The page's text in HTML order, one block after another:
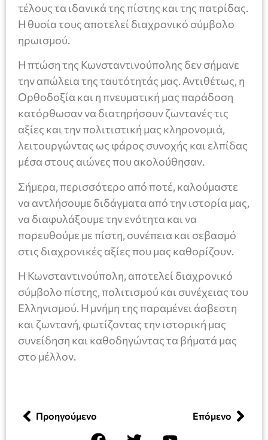
τέλους τα ιδανικά της πίστης και της πατρίδας.
Η θυσία τους αποτελεί διαχρονικό σύμβολο
ηρωισμού.
Η πτώση της Κωνσταντινούπολης δεν σήμανε
την απώλεια της ταυτότητάς μας. Αντιθέτως, η
Ορθοδοξία και η πνευματική μας παράδοση
κατόρθωσαν να διατηρήσουν ζωντανές τις
αξίες και την πολιτιστική μας κληρονομιά,
λειτουργώντας ως φάρος συνοχής και ελπίδας
μέσα στους αιώνες που ακολούθησαν.
Σήμερα, περισσότερο από ποτέ, καλούμαστε
να αντλήσουμε διδάγματα από την ιστορία μας,
να διαφυλάξουμε την ενότητα και να
πορευθούμε με πίστη, συνέπεια και σεβασμό
στις διαχρονικές αξίες που μας καθορίζουν.
Η Κωνσταντινούπολη, αποτελεί διαχρονικό
σύμβολο πίστης, πολιτισμού και συνέχειας του
Ελληνισμού. Η μνήμη της παραμένει άσβεστη
και ζωντανή, φωτίζοντας την ιστορική μας
συνείδηση και καθοδηγώντας τα βήματά μας
στο μέλλον.
Προηγούμενο Επόμενο